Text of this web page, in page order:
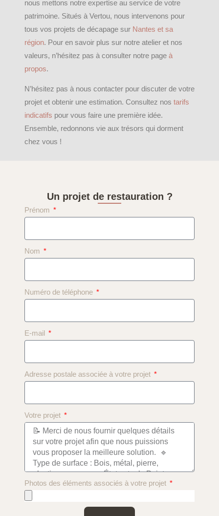
nous mettons notre expertise au service de votre
patrimoine. Situés à Vertou, nous intervenons pour
tous vos projets de décapage sur Nantes et sa
région. Pour en savoir plus sur notre atelier et nos
valeurs, n’hésitez pas à consulter notre page à
propos.
N’hésitez pas à nous contacter pour discuter de votre
projet et obtenir une estimation. Consultez nos tarifs
indicatifs pour vous faire une première idée.
Ensemble, redonnons vie aux trésors qui dorment
chez vous !
Un projet de restauration ?
Prénom
Nom
Numéro de téléphone
E-mail
Adresse postale associée à votre projet
Votre projet
Photos des éléments associés à votre projet